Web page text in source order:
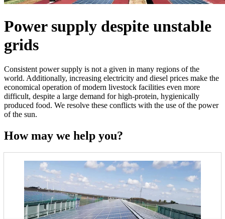
Power supply despite unstable
grids
Consistent power supply is not a given in many regions of the
world. Additionally, increasing electricity and diesel prices make the
economical operation of modern livestock facilities even more
difficult, despite a large demand for high-protein, hygienically
produced food. We resolve these conflicts with the use of the power
of the sun.
How may we help you?